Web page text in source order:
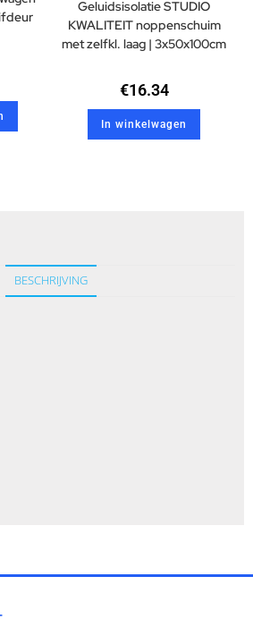
Geluidsisolatie STUDIO
KWALITEIT noppenschuim
met zelfkl. laag | 3x50x100cm
€16.34
In winkelwagen
BESCHRIJVING